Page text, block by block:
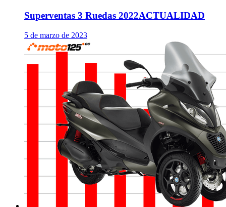
Superventas 3 Ruedas 2022ACTUALIDAD
5 de marzo de 2023